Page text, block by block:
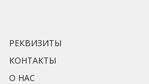
РЕКВИЗИТЫ
КОНТАКТЫ
О НАС